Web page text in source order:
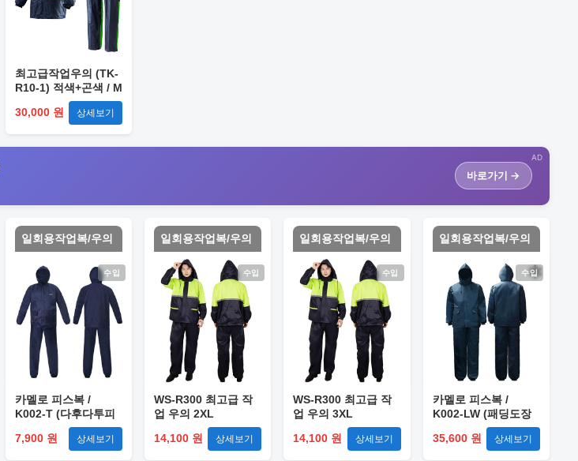
최고급작업우의 (TK-
R10-1) 적색+곤색 / M
30,000 원
상세보기
AD
바로가기 →
일회용작업복/우의
수입
카멜로 피스복 /
K002-T (다후다투피
7,900 원
상세보기
일회용작업복/우의
수입
WS-R300 최고급 작
업 우의 2XL
14,100 원
상세보기
일회용작업복/우의
수입
WS-R300 최고급 작
업 우의 3XL
14,100 원
상세보기
일회용작업복/우의
수입
카멜로 피스복 /
K002-LW (패딩도장
35,600 원
상세보기